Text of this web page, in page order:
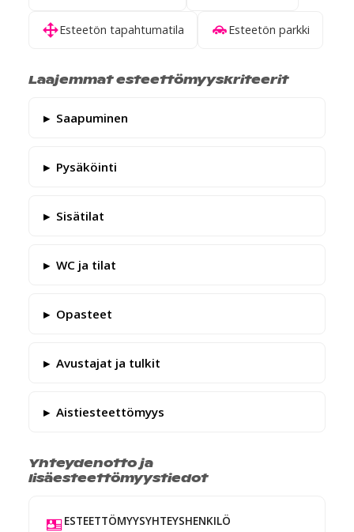
Esteetön tapahtumatila Esteetön parkki
Laajemmat esteettömyyskriteerit
Saapuminen
Pysäköinti
Sisätilat
WC ja tilat
Opasteet
Avustajat ja tulkit
Aistiesteettömyys
Yhteydenotto ja
lisäesteettömyystiedot
ESTEETTÖMYYSYHTEYSHENKILÖ